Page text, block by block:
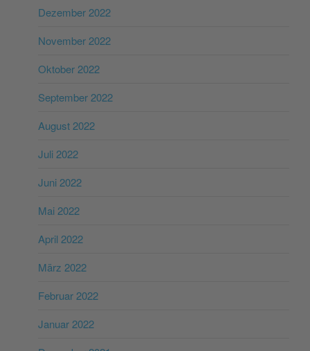
Dezember 2022
November 2022
Oktober 2022
September 2022
August 2022
Juli 2022
Juni 2022
Mai 2022
April 2022
März 2022
Februar 2022
Januar 2022